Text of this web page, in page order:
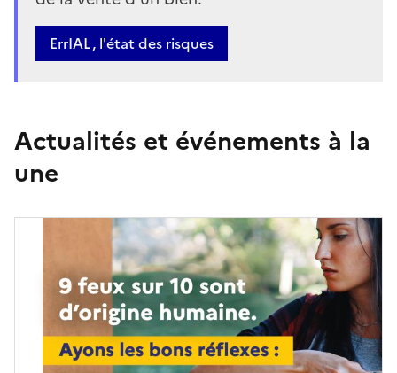
Bouton
ErrIAL, l'état des risques
Actualités et événements à la
une